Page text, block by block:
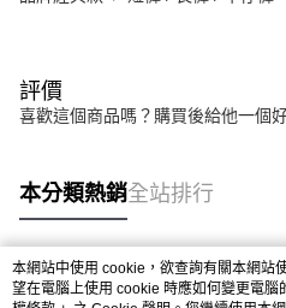
評價
喜歡這個商品嗎？購買後給他一個
本分類熱銷全站排行
熱門標籤
本網站中使用 cookie，欲查詢有關本網站
望在電腦上使用 cookie 時應如何變更電腦